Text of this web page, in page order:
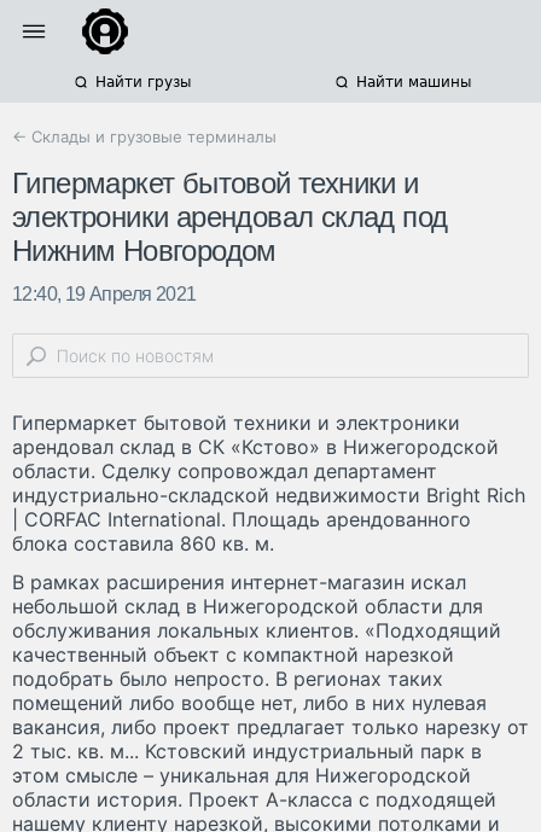
Найти грузы Найти машины
← Склады и грузовые терминалы
Гипермаркет бытовой техники и
электроники арендовал склад под
Нижним Новгородом
12:40, 19 Апреля 2021
Гипермаркет бытовой техники и электроники
арендовал склад в СК «Кстово» в Нижегородской
области. Сделку сопровождал департамент
индустриально-складской недвижимости Bright Rich
| CORFAC International. Площадь арендованного
блока составила 860 кв. м.
В рамках расширения интернет-магазин искал
небольшой склад в Нижегородской области для
обслуживания локальных клиентов. «Подходящий
качественный объект с компактной нарезкой
подобрать было непросто. В регионах таких
помещений либо вообще нет, либо в них нулевая
вакансия, либо проект предлагает только нарезку от
2 тыс. кв. м... Кстовский индустриальный парк в
этом смысле – уникальная для Нижегородской
области история. Проект А-класса с подходящей
нашему клиенту нарезкой, высокими потолками и